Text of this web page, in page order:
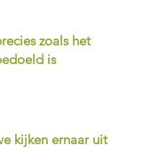
zoals het
is
kijken ernaar uit